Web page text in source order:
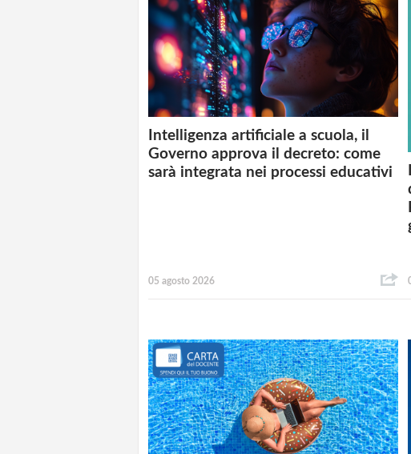
Intelligenza artificiale a scuola, il
Governo approva il decreto: come
sarà integrata nei processi educativi
05 agosto 2026